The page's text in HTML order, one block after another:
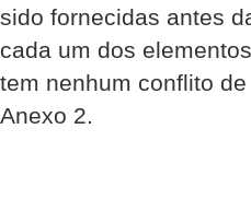
sido forne­cidas antes
cada um dos
tem nenhum conflito
Anexo 2.